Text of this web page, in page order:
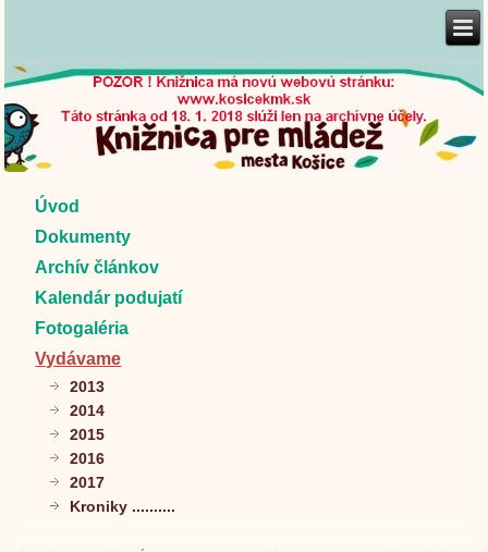
Úvod
Dokumenty
Archív článkov
Kalendár podujatí
Fotogaléria
Vydávame
2013
2014
2015
2016
2017
Kroniky ..........